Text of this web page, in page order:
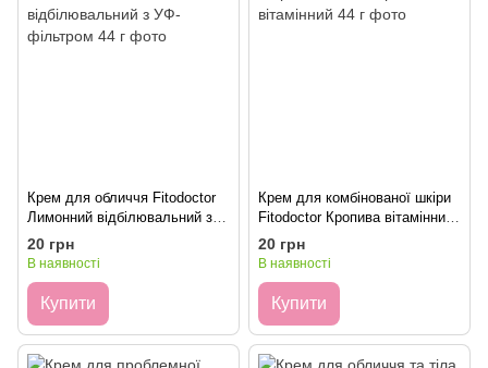
Крем для обличчя Fitodoctor
Лимонний відбілювальний з
УФ-фільтром 44 г
20 грн
В наявності
Купити
Крем для комбінованої шкіри
Fitodoctor Кропива вітамінний
44 г
20 грн
В наявності
Купити